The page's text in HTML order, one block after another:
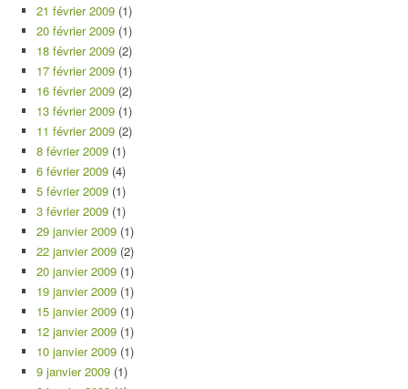
21 février 2009 (1)
20 février 2009 (1)
18 février 2009 (2)
17 février 2009 (1)
16 février 2009 (2)
13 février 2009 (1)
11 février 2009 (2)
8 février 2009 (1)
6 février 2009 (4)
5 février 2009 (1)
3 février 2009 (1)
29 janvier 2009 (1)
22 janvier 2009 (2)
20 janvier 2009 (1)
19 janvier 2009 (1)
15 janvier 2009 (1)
12 janvier 2009 (1)
10 janvier 2009 (1)
9 janvier 2009 (1)